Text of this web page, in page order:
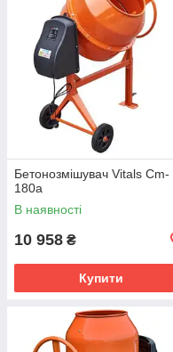
Бетонозмішувач Vitals Cm-
180a
В наявності
10 958 ₴
Купити